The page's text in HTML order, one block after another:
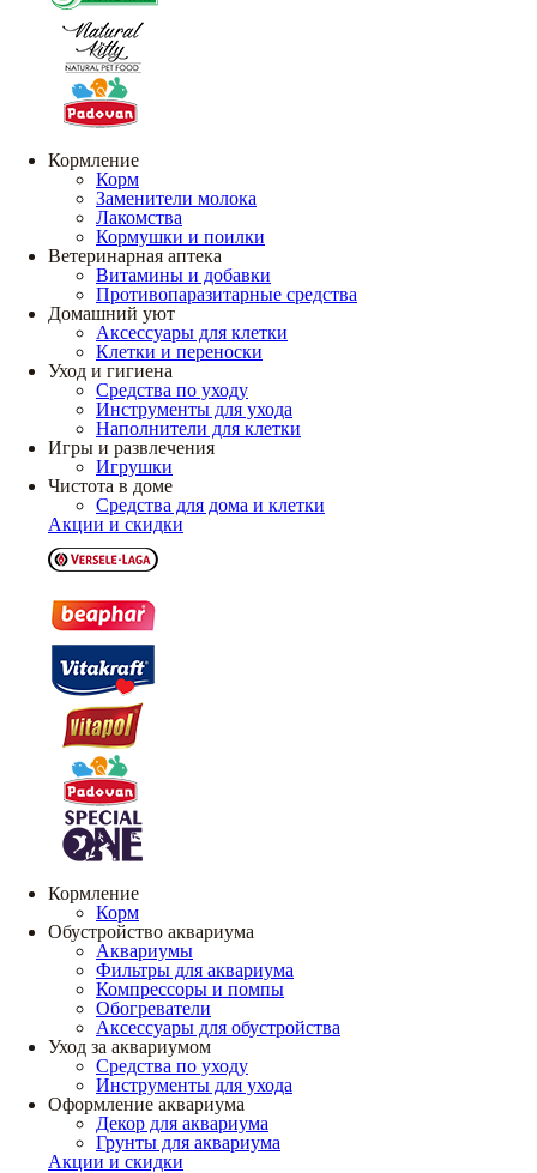
Кормление
Корм
Заменители молока
Лакомства
Кормушки и поилки
Ветеринарная аптека
Витамины и добавки
Противопаразитарные средства
Домашний уют
Аксессуары для клетки
Клетки и переноски
Уход и гигиена
Средства по уходу
Инструменты для ухода
Наполнители для клетки
Игры и развлечения
Игрушки
Чистота в доме
Средства для дома и клетки
Акции и скидки
Кормление
Корм
Обустройство аквариума
Аквариумы
Фильтры для аквариума
Компрессоры и помпы
Обогреватели
Аксессуары для обустройства
Уход за аквариумом
Средства по уходу
Инструменты для ухода
Оформление аквариума
Декор для аквариума
Грунты для аквариума
Акции и скидки